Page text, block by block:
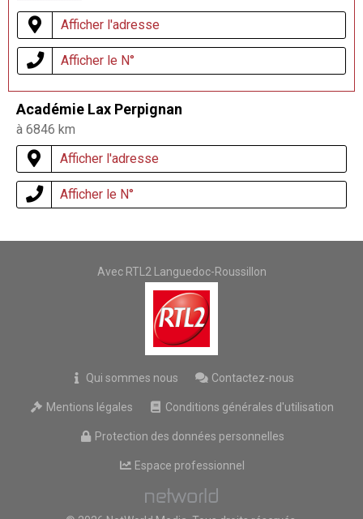
Afficher l'adresse
Afficher le N°
Académie Lax Perpignan
à 6846 km
Afficher l'adresse
Afficher le N°
Avec RTL2 Languedoc-Roussillon
Qui sommes nous Contactez-nous
Mentions légales Conditions générales d'utilisation
Protection des données personnelles
Espace professionnel